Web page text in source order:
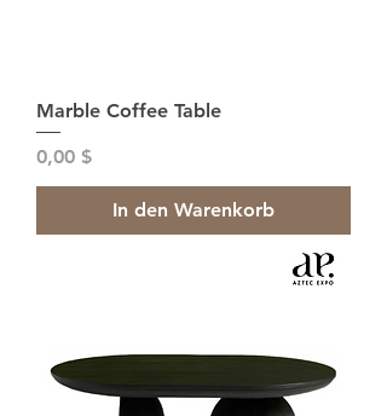
Marble Coffee Table
Preis
0,00 $
In den Warenkorb